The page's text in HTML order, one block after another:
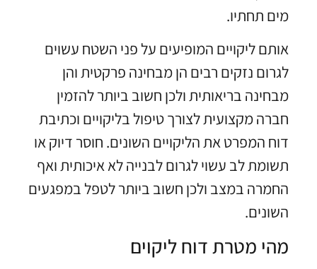
מים תחתיו.
אותם ליקויים המופיעים על פני השטח עשוים
לגרום נזקים רבים הן מבחינה פרקטית והן
מבחינה בריאותית ולכן חשוב ביותר להזמין
חברה מקצועית לצורך טיפול בליקויים וכתיבת
דוח המפרט את הליקויים השונים. חוסר דיוק או
תשומת לב עשוי לגרום לבנייה לא איכותית ואף
החמרה במצב ולכן חשוב ביותר לטפל במפגעים
השונים.
מהי מטרת דוח ליקוים